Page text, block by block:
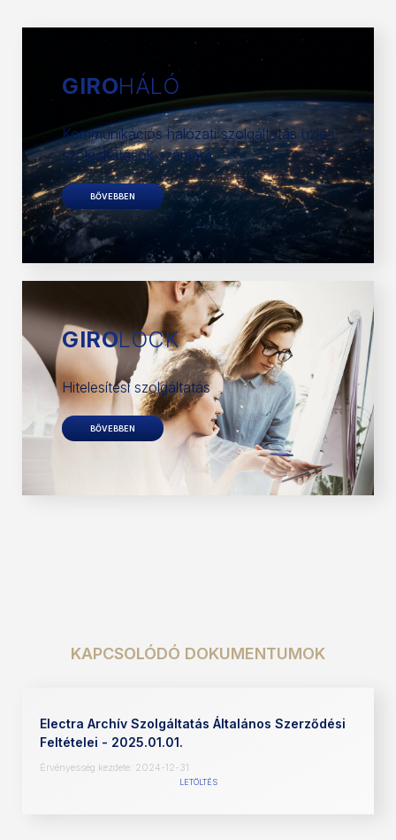
GIROHÁLÓ
Kommunikációs hálózati szolgáltatás üzleti
szolgáltatások számára
BŐVEBBEN
GIROLOCK
Hitelesítési szolgáltatás
BŐVEBBEN
KAPCSOLÓDÓ DOKUMENTUMOK
Electra Archív Szolgáltatás Általános Szerződési
Feltételei - 2025.01.01.
Érvényesség kezdete: 2024-12-31
LETÖLTÉS